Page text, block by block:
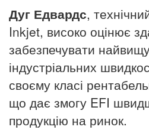
Дуг Едвардс,
Inkjet, високо оцінює
забезпечувати
індустріальних
своєму класі
що дає змогу EFI
продукцію на ринок.